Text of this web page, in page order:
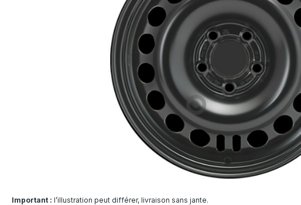
Important : l’illustration peut différer, livraison sans jante.